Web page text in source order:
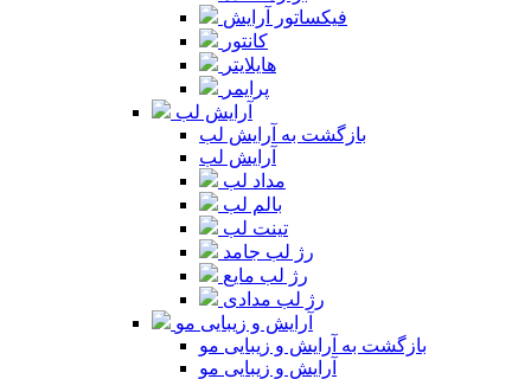
فیکساتور آرایش
کانتور
هایلایتر
پرایمر
آرایش لب
بازگشت به آرایش لب
آرایش لب
مداد لب
بالم لب
تینت لب
رژ لب جامد
رژ لب مایع
رژ لب مدادی
آرایش و زیبایی مو
بازگشت به آرایش و زیبایی مو
آرایش و زیبایی مو